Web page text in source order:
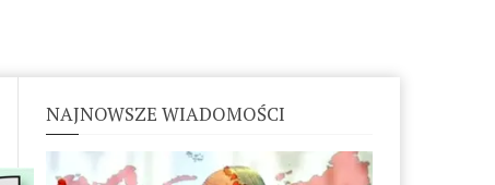
NAJNOWSZE WIADOMOŚCI